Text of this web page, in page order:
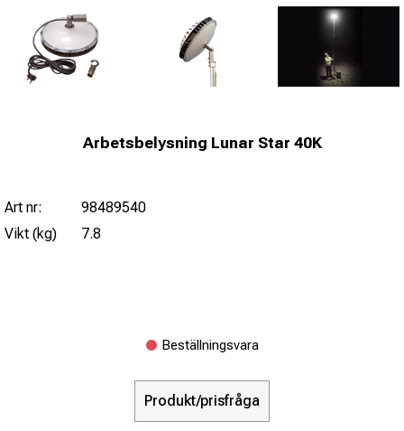
Arbetsbelysning Lunar Star 40K
Art nr:
98489540
Vikt (kg)
7.8
Beställningsvara
Produkt/prisfråga